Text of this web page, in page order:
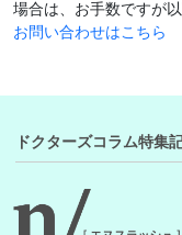
場合は、お手数ですが
お問い合わせはこちら
ドクターズコラム特集